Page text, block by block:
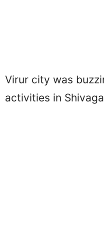
Virur city was
activities in